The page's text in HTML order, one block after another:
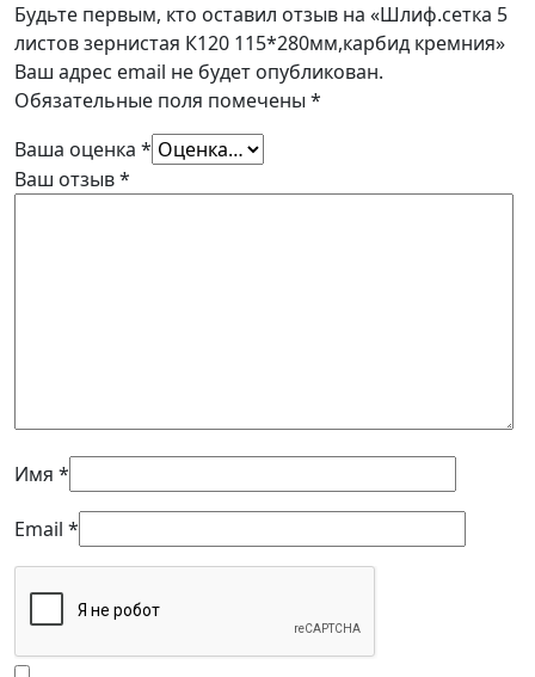
Будьте первым, кто оставил отзыв на «Шлиф.сетка 5
листов зернистая К120 115*280мм,карбид кремния»
Ваш адрес email не будет опубликован.
Обязательные поля помечены *
Ваша оценка *
Ваш отзыв*
Имя *
Email *